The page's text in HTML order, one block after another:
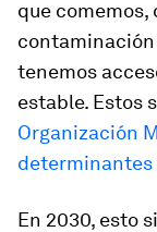
que comemos,
tenemos
estable. Estos
Organización
determinantes
En 2030, esto